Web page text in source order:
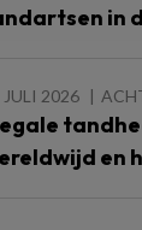
in
JULI 2026
en